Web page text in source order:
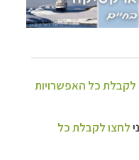
לחצו לקבלת כל האפשרויות »